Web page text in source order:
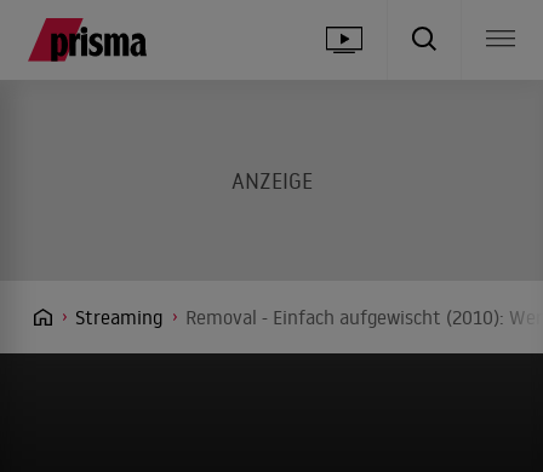
Streaming Removal - Einfach aufgewischt (2010):